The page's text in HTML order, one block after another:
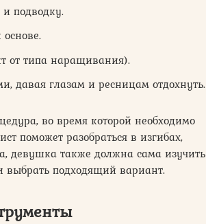
подводку.
от типа наращивания).
глазам и ресницам отдохнуть.
во время которой необходимо
поможет разобраться в изгибах,
девушка также должна сама изучить
выбрать подходящий вариант.